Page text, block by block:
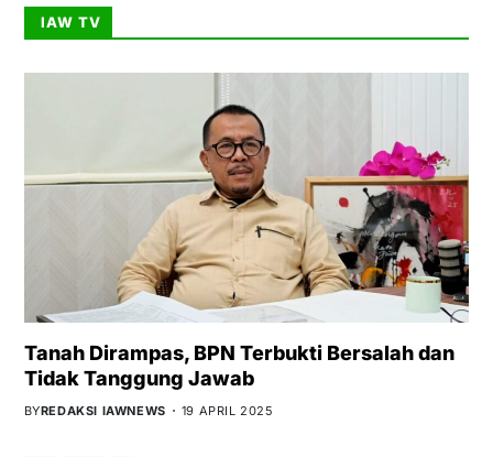
IAW TV
Tanah Dirampas, BPN Terbukti Bersalah dan
Tidak Tanggung Jawab
BYREDAKSI IAWNEWS 19 APRIL 2025